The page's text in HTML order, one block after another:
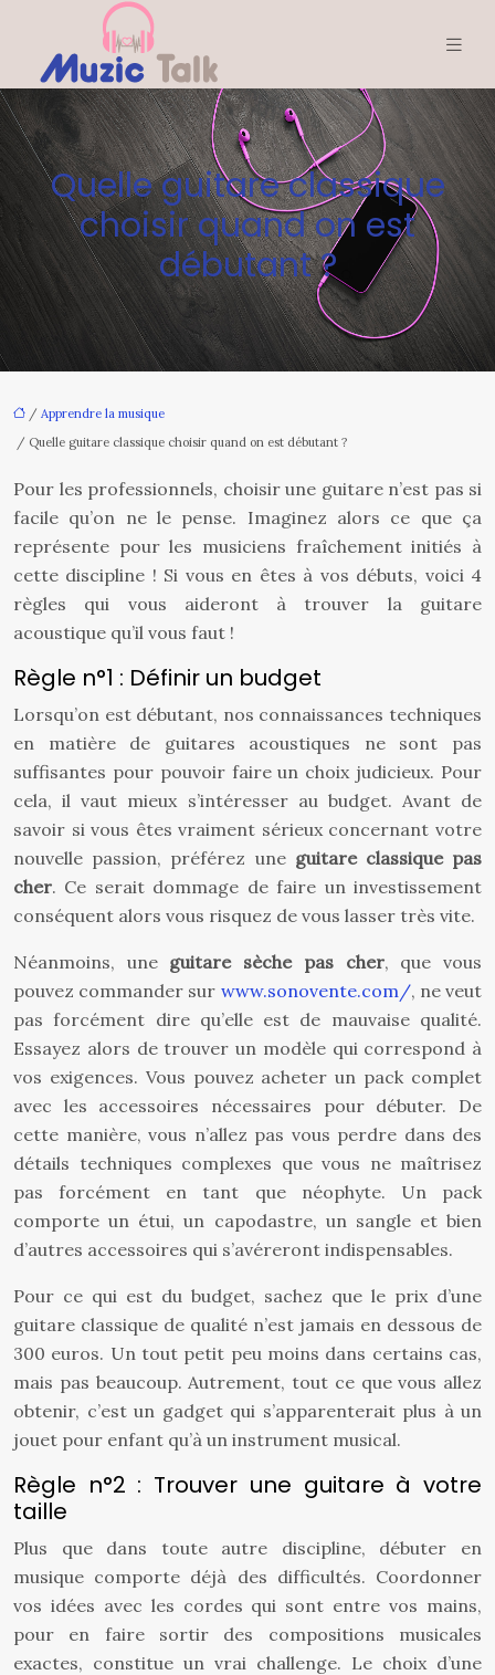
Quelle guitare classique
choisir quand on est
débutant ?
/ Apprendre la musique
/ Quelle guitare classique choisir quand on est débutant ?
Pour les professionnels, choisir une guitare n’est pas si
facile qu’on ne le pense. Imaginez alors ce que ça
représente pour les musiciens fraîchement initiés à
cette discipline ! Si vous en êtes à vos débuts, voici 4
règles qui vous aideront à trouver la guitare
acoustique qu’il vous faut !
Règle n°1 : Définir un budget
Lorsqu’on est débutant, nos connaissances techniques
en matière de guitares acoustiques ne sont pas
suffisantes pour pouvoir faire un choix judicieux. Pour
cela, il vaut mieux s’intéresser au budget. Avant de
savoir si vous êtes vraiment sérieux concernant votre
nouvelle passion, préférez une guitare classique pas
cher. Ce serait dommage de faire un investissement
conséquent alors vous risquez de vous lasser très vite.
Néanmoins, une guitare sèche pas cher, que vous
pouvez commander sur www.sonovente.com/, ne veut
pas forcément dire qu’elle est de mauvaise qualité.
Essayez alors de trouver un modèle qui correspond à
vos exigences. Vous pouvez acheter un pack complet
avec les accessoires nécessaires pour débuter. De
cette manière, vous n’allez pas vous perdre dans des
détails techniques complexes que vous ne maîtrisez
pas forcément en tant que néophyte. Un pack
comporte un étui, un capodastre, un sangle et bien
d’autres accessoires qui s’avéreront indispensables.
Pour ce qui est du budget, sachez que le prix d’une
guitare classique de qualité n’est jamais en dessous de
300 euros. Un tout petit peu moins dans certains cas,
mais pas beaucoup. Autrement, tout ce que vous allez
obtenir, c’est un gadget qui s’apparenterait plus à un
jouet pour enfant qu’à un instrument musical.
Règle n°2 : Trouver une guitare à votre
taille
Plus que dans toute autre discipline, débuter en
musique comporte déjà des difficultés. Coordonner
vos idées avec les cordes qui sont entre vos mains,
pour en faire sortir des compositions musicales
exactes, constitue un vrai challenge. Le choix d’une